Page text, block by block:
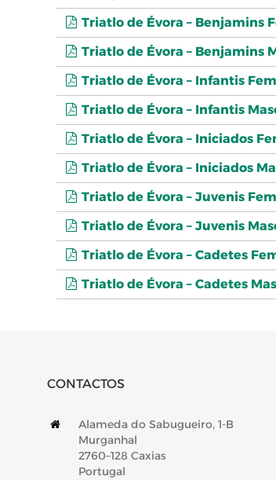
Triatlo de Évora – Benjamins
Triatlo de Évora – Benjamins
Triatlo de Évora – Infantis
Triatlo de Évora – Infantis
Triatlo de Évora – Iniciados
Triatlo de Évora – Iniciados
Triatlo de Évora – Juvenis
Triatlo de Évora – Juvenis
Triatlo de Évora – Cadetes
Triatlo de Évora – Cadetes
CONTACTOS
Alameda do Sabugueiro, 1-B
Murganhal
2760–128 Caxias
Portugal